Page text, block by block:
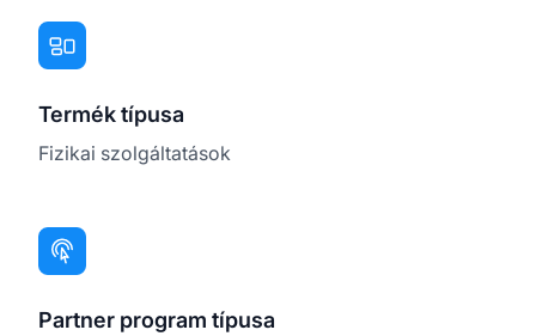
Termék típusa
Fizikai szolgáltatások
Partner program típusa